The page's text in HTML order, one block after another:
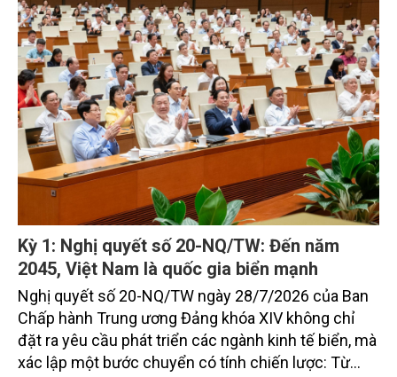
trưởng của tỉnh đến năm 2030, tầm nhìn đến năm
2045.
Kỳ 1: Nghị quyết số 20-NQ/TW: Đến năm
2045, Việt Nam là quốc gia biển mạnh
Nghị quyết số 20-NQ/TW ngày 28/7/2026 của Ban
Chấp hành Trung ương Đảng khóa XIV không chỉ
đặt ra yêu cầu phát triển các ngành kinh tế biển, mà
xác lập một bước chuyển có tính chiến lược: Từ